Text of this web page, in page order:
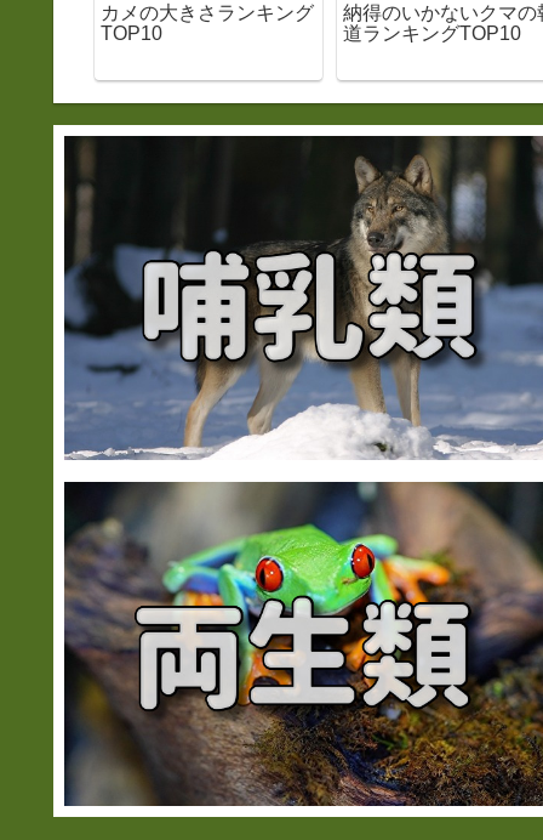
カメの大きさランキング
TOP10
納得のいかないクマの
道ランキングTOP10